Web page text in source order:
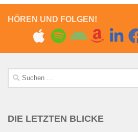
HÖREN UND FOLGEN!
Suchen
nach:
DIE LETZTEN BLICKE